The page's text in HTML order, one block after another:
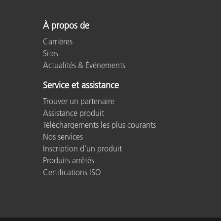
À propos de
Carrières
Sites
Actualités & Événements
Service et assistance
Trouver un partenaire
Assistance produit
Téléchargements les plus courants
Nos services
Inscription d’un produit
Produits arrêtés
Certifications ISO